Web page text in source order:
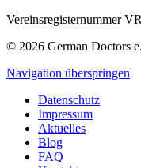
Vereinsregisternummer
© 2026 German Doctors
Navigation überspringen
Datenschutz
Impressum
Aktuelles
Blog
FAQ